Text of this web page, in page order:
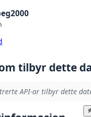
tilbyr dette
API-ar tilbyr dette